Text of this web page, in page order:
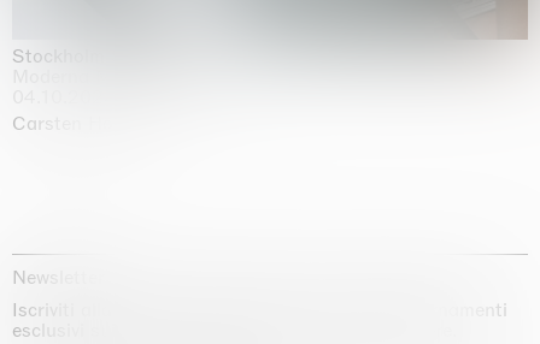
Stockholm Slides
Carsten Höller
Newsletter
Iscriviti alla nostra newsletter per ricevere aggiornamenti
esclusivi sui nostri artisti, sulle mostre e sulle fiere.